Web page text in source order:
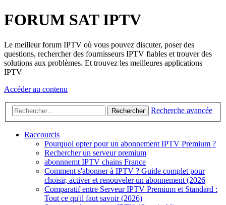
FORUM SAT IPTV
Le meilleur forum IPTV où vous pouvez discuter, poser des
questions, rechercher des fournisseurs IPTV fiables et trouver des
solutions aux problèmes. Et trouvez les meilleures applications
IPTV
Accéder au contenu
Rechercher Recherche avancée
Raccourcis
Pourquoi opter pour un abonnement IPTV Premium ?
Rechercher un serveur premium
abonnnemt IPTV chains France
Comment s'abonner à IPTV ? Guide complet pour
choisir, activer et renouveler un abonnement (2026
Comparatif entre Serveur IPTV Premium et Standard :
Tout ce qu'il faut savoir (2026)